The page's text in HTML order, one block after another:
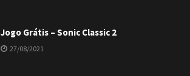
Jogo Grátis – Sonic Classic 2
27/08/2021